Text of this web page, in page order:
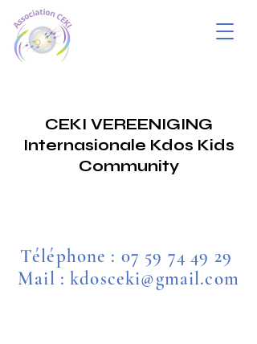
CEKI VEREENIGING
Internasionale Kdos Kids
Community
Téléphone : 07 59 74 49 29
Mail : kdosceki@gmail.com